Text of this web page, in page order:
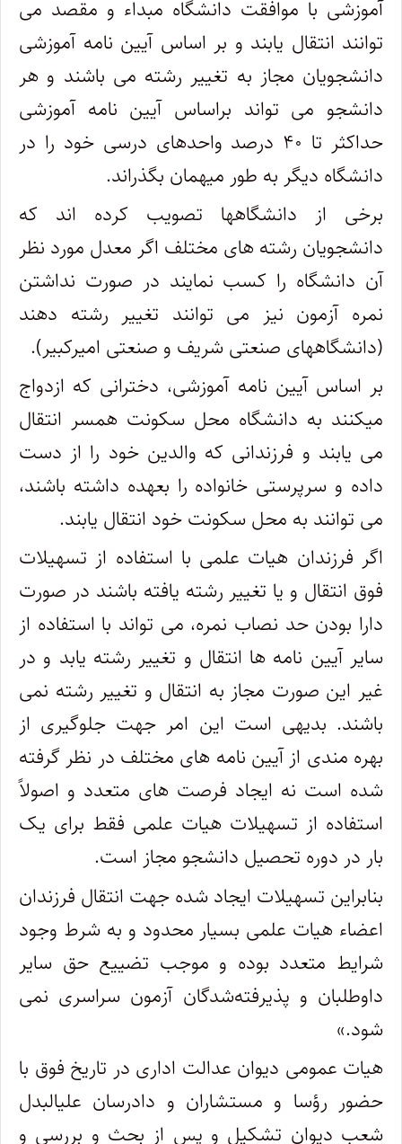
آموزشی با موافقت دانشگاه مبداء و مقصد می
‎توانند انتقال یابند و بر اساس آیین نامه آموزشی
دانشجویان مجاز به تغییر رشته می باشند و هر
دانشجو می ‎تواند براساس آیین نامه آموزشی
حداکثر تا ۴۰ درصد واحدهای درسی خود را در
دانشگاه دیگر به طور میهمان بگذراند.
برخی از دانشگاهها تصویب کرده اند که
دانشجویان رشته های مختلف اگر معدل مورد نظر
آن دانشگاه را کسب نمایند در صورت نداشتن
نمره آزمون نیز می ‎توانند تغییر رشته دهند
(دانشگاههای صنعتی شریف و صنعتی امیرکبیر).
بر اساس آیین نامه آموزشی، دخترانی که ازدواج
می‎کنند به دانشگاه محل سکونت همسر انتقال
می‎ یابند و فرزندانی که والدین خود را از دست
داده و سرپرستی خانواده را بعهده داشته باشند،
می ‎توانند به محل سکونت خود انتقال یابند.
اگر فرزندان هیات علمی با استفاده از تسهیلات
فوق انتقال و یا تغییر رشته یافته باشند در صورت
دارا بودن حد نصاب نمره، می ‎تواند با استفاده از
سایر آیین نامه ها انتقال و تغییر رشته یابد و در
غیر این صورت مجاز به انتقال و تغییر رشته نمی
باشند. بدیهی است این امر جهت جلوگیری از
بهره‎ مندی از آیین نامه های مختلف در نظر گرفته
شده است نه ایجاد فرصت های متعدد و اصولاً
استفاده از تسهیلات هیات علمی فقط برای یک
بار در دوره تحصیل دانشجو مجاز است.
بنابراین تسهیلات ایجاد شده جهت انتقال فرزندان
اعضاء هیات علمی بسیار محدود و به شرط وجود
شرایط متعدد بوده و موجب تضییع حق سایر
داوطلبان و پذیرفته‌شدگان آزمون سراسری نمی
شود.»
هیات عمومی دیوان عدالت اداری در تاریخ فوق با
حضور رؤسا و مستشاران و دادرسان علی‎البدل
شعب دیوان تشکیل و پس از بحث و بررسی و